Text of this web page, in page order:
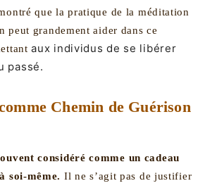
que la pratique de la méditation
peut grandement aider dans ce
aux individus de se libérer
passé.
Chemin de Guérison
considéré comme un cadeau
soi-même. Il ne s’agit pas de justifier